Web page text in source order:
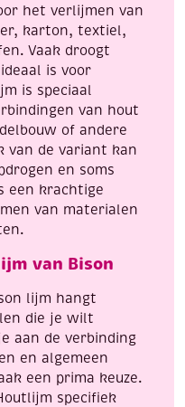
het verlijmen van
karton, textiel,
Vaak droogt
is voor
is speciaal
van hout
of andere
van de variant kan
en soms
een krachtige
van materialen
van Bison
lijm hangt
die je wilt
aan de verbinding
en algemeen
een prima keuze.
specifiek